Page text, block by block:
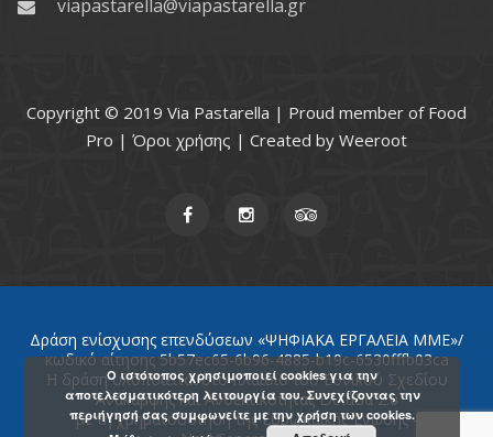
viapastarella@viapastarella.gr
Copyright © 2019 Via Pastarella | Proud member of Food
Pro | Όροι χρήσης | Created by Weeroot
Δράση ενίσχυσης επενδύσεων «ΨΗΦΙΑΚΑ ΕΡΓΑΛΕΙΑ ΜΜΕ»/
κωδικό αίτησης 5b57ec65-6b96-4885-b19c-6530fffb03ca
Η δράση υλοποιείται στο πλαίσιο του Εθνικού Σχεδίου
Ανάκαμψης και Ανθεκτικότητας Ελλάδα 2.0
με τη χρηματοδότηση της Ευρωπαϊκής Ένωσης -
Ο ιστότοπος χρησιμοποιεί cookies για την
αποτελεσματικότερη λειτουργία του. Συνεχίζοντας την
περιήγησή σας συμφωνείτε με την χρήση των cookies.